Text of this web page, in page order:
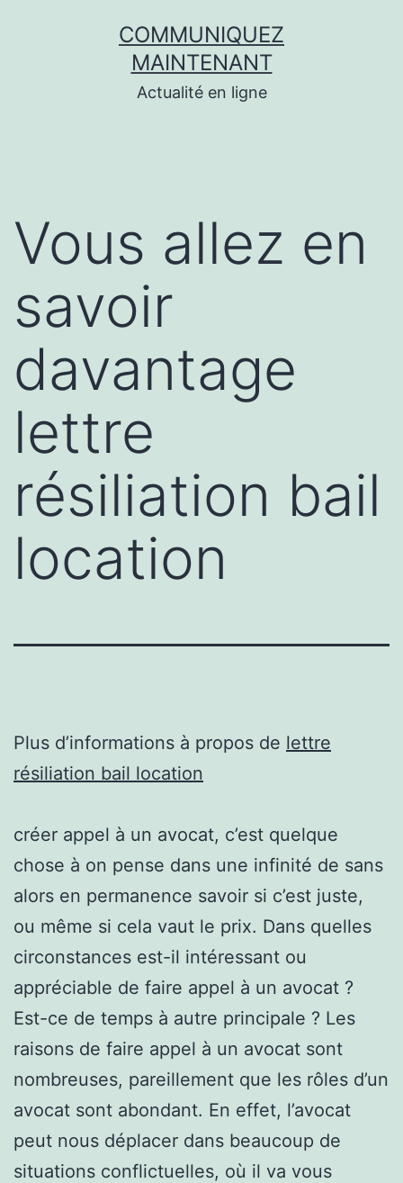
COMMUNIQUEZ
MAINTENANT
Actualité en ligne
Vous allez en
savoir
davantage
lettre
résiliation bail
location
Plus d’informations à propos de lettre
résiliation bail location
créer appel à un avocat, c’est quelque
chose à on pense dans une infinité de sans
alors en permanence savoir si c’est juste,
ou même si cela vaut le prix. Dans quelles
circonstances est-il intéressant ou
appréciable de faire appel à un avocat ?
Est-ce de temps à autre principale ? Les
raisons de faire appel à un avocat sont
nombreuses, pareillement que les rôles d’un
avocat sont abondant. En effet, l’avocat
peut nous déplacer dans beaucoup de
situations conflictuelles, où il va vous